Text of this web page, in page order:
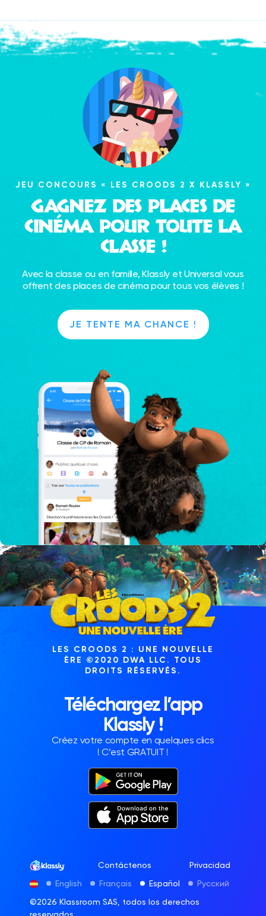
JEU CONCOURS « LES CROODS 2 X KLASSLY »
GAGNEZ DES PLACES DE
CINÉMA POUR TOUTE LA
CLASSE !
Avec la classe ou en famille, Klassly et Universal vous
offrent des places de cinéma pour tous vos élèves !
JE TENTE MA CHANCE !
LES CROODS 2 : UNE NOUVELLE
ÈRE ©2020 DWA LLC. TOUS
DROITS RÉSERVÉS.
Téléchargez l’app
Klassly !
Créez votre compte en quelques clics
! C’est GRATUIT !
Contáctenos
Privacidad
English
Français Español
Русский
©2026 Klassroom SAS, todos los derechos